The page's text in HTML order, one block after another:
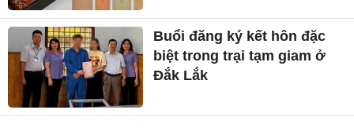
Buổi đăng ký kết hôn đặc
biệt trong trại tạm giam ở
Đắk Lắk